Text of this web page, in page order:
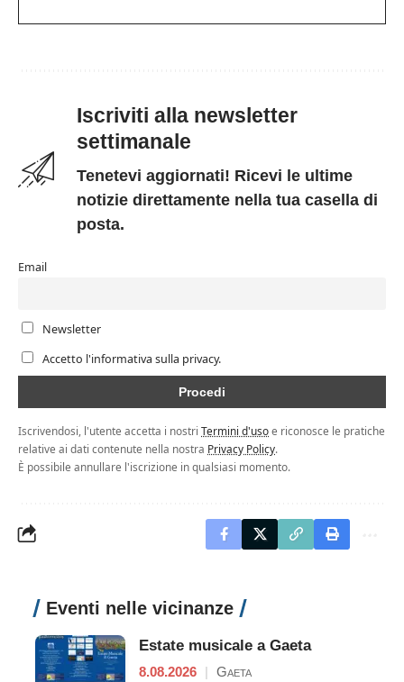
Iscriviti alla newsletter
settimanale
Tenetevi aggiornati! Ricevi le ultime
notizie direttamente nella tua casella di
posta.
Email
Newsletter
Accetto l'informativa sulla privacy.
Iscrivendosi, l'utente accetta i nostri Termini d'usoe riconosce le pratiche
relative ai dati contenute nella nostra Privacy Policy.
È possibile annullare l'iscrizione in qualsiasi momento.
Eventi nelle vicinanze
Estate musicale a Gaeta
8.08.2026 | Gaeta